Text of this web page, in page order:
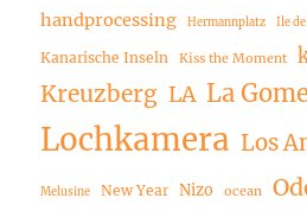
handprocessing Hermannplatz Ile de
Kanarische Inseln Kiss the Moment
Kreuzberg LA La
Lochkamera Los
Melusine New Year Nizo ocean